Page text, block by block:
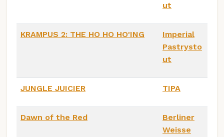
ut
KRAMPUS 2: THE HO HO HO'ING
Imperial
Pastrysto
ut
JUNGLE JUICIER TIPA
Dawn of the Red
Berliner
Weisse